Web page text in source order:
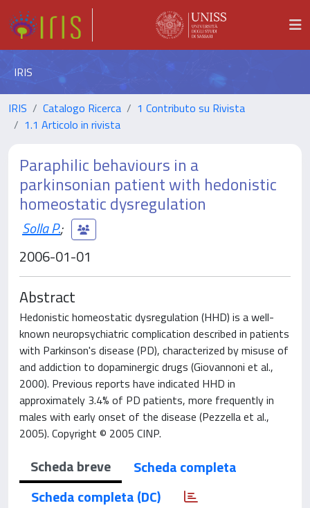
IRIS
IRIS Catalogo Ricerca
1 Contributo su Rivista
1.1 Articolo in rivista
Paraphilic behaviours in a
parkinsonian patient with hedonistic
homeostatic dysregulation
Solla P.;
2006-01-01
Abstract
Hedonistic homeostatic dysregulation (HHD) is a well-
known neuropsychiatric complication described in patients
with Parkinson's disease (PD), characterized by misuse of
and addiction to dopaminergic drugs (Giovannoni et al.,
2000). Previous reports have indicated HHD in
approximately 3.4% of PD patients, more frequently in
males with early onset of the disease (Pezzella et al.,
2005). Copyright © 2005 CINP.
Scheda breve
Scheda completa
Scheda completa (DC)